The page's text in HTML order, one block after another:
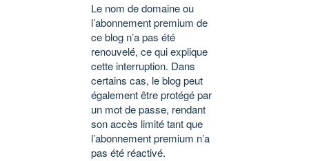
Le nom de domaine ou
l’abonnement premium de
ce blog n’a pas été
renouvelé, ce qui explique
cette interruption. Dans
certains cas, le blog peut
également être protégé par
un mot de passe, rendant
son accès limité tant que
l’abonnement premium n’a
pas été réactivé.